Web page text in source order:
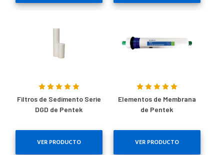
Filtros de Sedimento Serie
DGD de Pentek
VER PRODUCTO
Elementos de Membrana
de Pentek
VER PRODUCTO